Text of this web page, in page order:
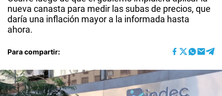
nueva canasta para medir las subas de precios, que
daría una inflación mayor a la informada hasta
ahora.
Para compartir: